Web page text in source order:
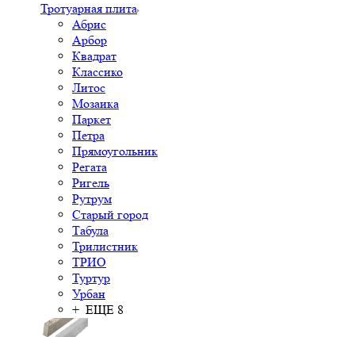
Тротуарная плита
Абрис
Арбор
Квадрат
Классико
Литос
Мозаика
Паркет
Петра
Прямоугольник
Регата
Ригель
Рутрум
Старый город
Табула
Трилистник
ТРИО
Туртур
Урбан
+ ЕЩЕ 8